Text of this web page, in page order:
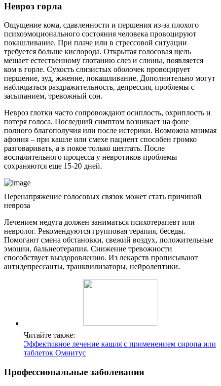
Невроз горла
Ощущение кома, сдавленности и першения из-за плохого
психоэмоционального состояния человека провоцируют
покашливание. При плаче или в стрессовой ситуации
требуется больше кислорода. Открытая голосовая щель
мешает естественному глотанию слез и слюны, появляется
ком в горле. Сухость слизистых оболочек провоцирует
першение, зуд, жжение, покашливание. Дополнительно могут
наблюдаться раздражительность, депрессия, проблемы с
засыпанием, тревожный сон.
Невроз глотки часто сопровождают осиплость, охриплость и
потеря голоса. Последний симптом возникает на фоне
полного благополучия или после истерики. Возможна мнимая
афония – при кашле или смехе пациент способен громко
разговаривать, а в покое только шептать. После
воспалительного процесса у невротиков проблемы
сохраняются еще 15-20 дней.
Перенапряжение голосовых связок может стать причиной
невроза
Лечением недуга должен заниматься психотерапевт или
невролог. Рекомендуются групповая терапия, беседы.
Помогают смена обстановки, свежий воздух, положительные
эмоции, бальнеотерапия. Снижение тревожности
способствует выздоровлению. Из лекарств прописывают
антидепрессанты, транквилизаторы, нейролептики.
Читайте также:
Эффективное лечение кашля с применением сиропа или
таблеток Омнитус
Профессиональные заболевания